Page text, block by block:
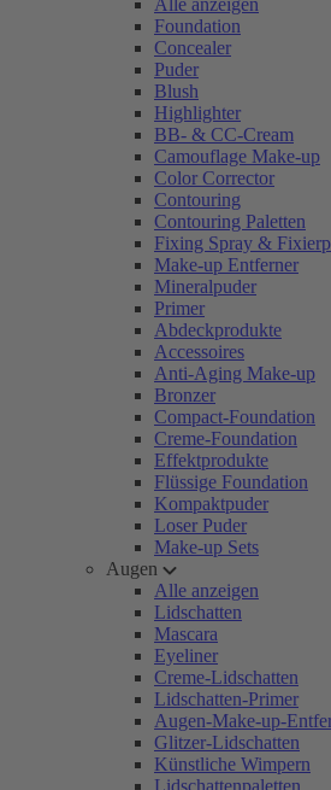
Alle anzeigen
Foundation
Concealer
Puder
Blush
Highlighter
BB- & CC-Cream
Camouflage Make-up
Color Corrector
Contouring
Contouring Paletten
Fixing Spray &
Make-up Entferner
Mineralpuder
Primer
Abdeckprodukte
Accessoires
Anti-Aging Make-up
Bronzer
Compact-Foundation
Creme-Foundation
Effektprodukte
Flüssige Foundation
Kompaktpuder
Loser Puder
Make-up Sets
Augen
Alle anzeigen
Lidschatten
Mascara
Eyeliner
Creme-Lidschatten
Lidschatten-Primer
Augen-Make-up-
Glitzer-Lidschatten
Künstliche Wimpern
Lidschattenpaletten